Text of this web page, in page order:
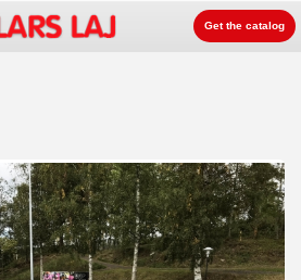
+
+
+
Get the catalog